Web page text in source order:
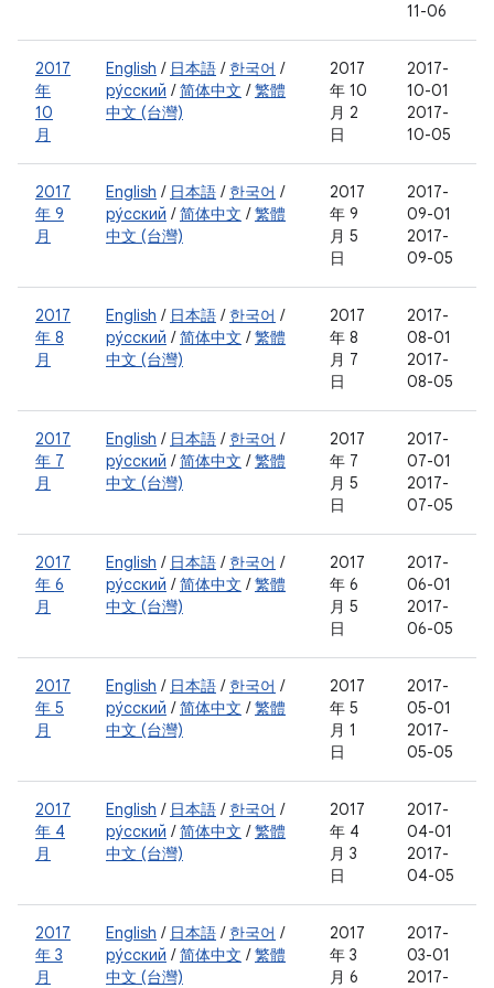
11-06
2017
年
10
月
English / 日本語 / 한국어 /
ру́сский /简体中文 /繁體
中文 (台灣)
2017
年 10
月 2
日
2017-
10-01
2017-
10-05
2017
年 9
月
English / 日本語 / 한국어 /
ру́сский /简体中文 /繁體
中文 (台灣)
2017
年 9
月 5
日
2017-
09-01
2017-
09-05
2017
年 8
月
English / 日本語 / 한국어 /
ру́сский /简体中文 /繁體
中文 (台灣)
2017
年 8
月 7
日
2017-
08-01
2017-
08-05
2017
年 7
月
English / 日本語 / 한국어 /
ру́сский /简体中文 /繁體
中文 (台灣)
2017
年 7
月 5
日
2017-
07-01
2017-
07-05
2017
年 6
月
English / 日本語 / 한국어 /
ру́сский /简体中文 /繁體
中文 (台灣)
2017
年 6
月 5
日
2017-
06-01
2017-
06-05
2017
年 5
月
English / 日本語 / 한국어 /
ру́сский /简体中文 /繁體
中文 (台灣)
2017
年 5
月 1
日
2017-
05-01
2017-
05-05
2017
年 4
月
English / 日本語 / 한국어 /
ру́сский /简体中文 /繁體
中文 (台灣)
2017
年 4
月 3
日
2017-
04-01
2017-
04-05
2017
年 3
月
English / 日本語 / 한국어 /
ру́сский /简体中文 /繁體
中文 (台灣)
2017
年 3
月 6
2017-
03-01
2017-